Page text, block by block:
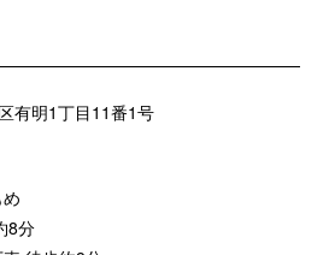
有明1丁目11番1号
8分